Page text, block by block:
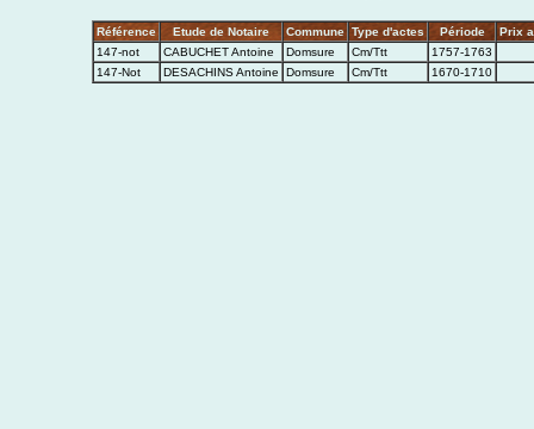
Référence Etude de Notaire Commune Type d'actes Période
Prix
147-not
CABUCHET Antoine Domsure Cm/Ttt
1757-1763
147-Not
DESACHINS Antoine Domsure Cm/Ttt 1670-1710